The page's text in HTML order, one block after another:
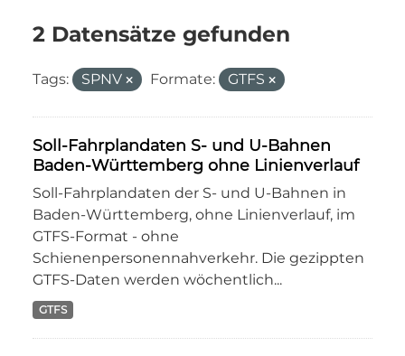
2 Datensätze gefunden
Tags: SPNV Formate: GTFS
Soll-Fahrplandaten S- und U-Bahnen
Baden-Württemberg ohne Linienverlauf
Soll-Fahrplandaten der S- und U-Bahnen in
Baden-Württemberg, ohne Linienverlauf, im
GTFS-Format - ohne
Schienenpersonennahverkehr. Die gezippten
GTFS-Daten werden wöchentlich...
GTFS